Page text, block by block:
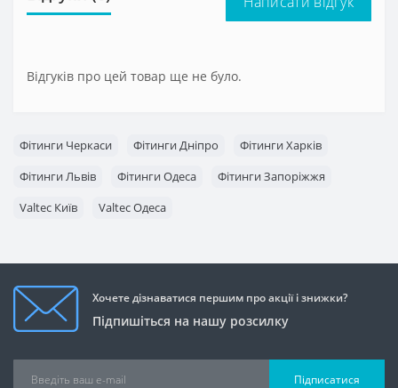
Відгуків про цей товар ще не було.
Фітинги Черкаси Фітинги Дніпро
Фітинги Харків
Фітинги Львів
Фітинги Одеса
Фітинги Запоріжжя
Valtec Київ
Valtec Одеса
Хочете дізнаватися першим про акції і знижки?
Підпишіться на нашу розсилку
Підписатися